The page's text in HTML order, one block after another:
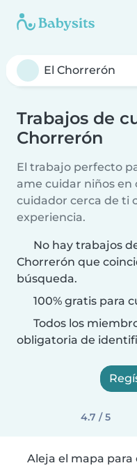
Trabajos de
Chorrerón
El trabajo perfecto
ame cuidar niños en
cuidador cerca de ti
experiencia.
No hay trabajos
Chorrerón que
búsqueda.
100% gratis para
Todos los
obligatoria de
4.7 / 5
Aleja el mapa